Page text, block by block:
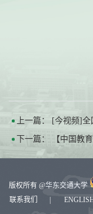
上一篇： [今视频]全
下一篇： 【中国教
版权所有 @华东交通大学
联系我们